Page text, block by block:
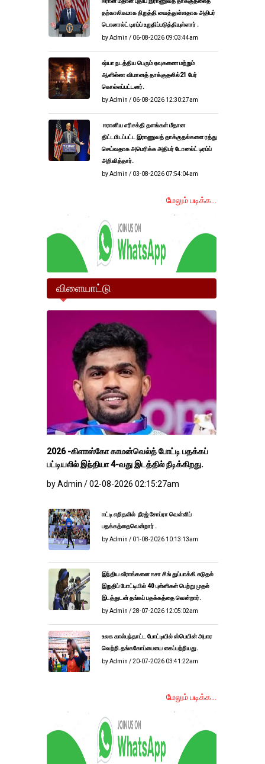
தற்காலிகமாக நிறுத்தி வைத்துள்ளதாக அதிபர்
டொனால்ட் டிரம்ப் உறுதிப்படுத்தியுள்ளார் .
by Admin / 06-08-2026 09:03:44am
ஷ்யா நடத்திய பெரும் ஏவுகணை மற்றும்
ஆளில்லா விமானத் தாக்குதலில்21 பேர்
கொல்லப்பட்டனர்.
by Admin / 06-08-2026 12:30:27am
ஈரானிய எரிசக்தி தளங்கள் மீதான
திட்டமிடப்பட்ட இராணுவத் தாக்குதல்களை ரத்து
செய்வதாக அமெரிக்க அதிபர் டோனல்ட் டிரம்ப்
அறிவித்தார்.
by Admin / 03-08-2026 07:54:04am
மேலும் படிக்க...
விளையாட்டு
2026 -கிளாஸ்கோ காமன்வெல்த் போட்டி பதக்கப்
பட்டியலில் இந்தியா 4-வது இடத்தில் நீடிக்கிறது.
by Admin / 02-08-2026 02:15:27am
ஈட்டி எறிதலில் நீரஜ் சோப்ரா வெள்ளிப்
பதக்கத்தைவென்றார் .
by Admin / 01-08-2026 10:13:13am
இந்திய வீராங்கனை ஈசா சிங் துப்பாக்கி சுடுதல்
இறுதிப் போட்டியில் 40 புள்ளிகள் பெற்று முதல்
இடத்துடன் தங்கப் பதக்கத்தை வென்றார்.
by Admin / 28-07-2026 12:05:02am
உலக கால்பந்தாட்ட போட்டியில் ஸ்பெயின் அபார
வெற்றி.தங்ககோப்பையை கைப்பற்றியது.
by Admin / 20-07-2026 03:41:22am
மேலும் படிக்க...